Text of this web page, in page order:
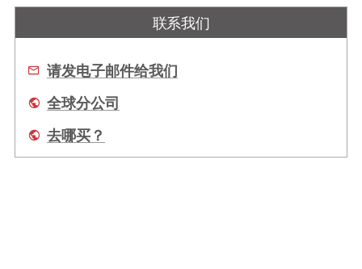
联系我们
请发电子邮件给我们
全球分公司
去哪买？